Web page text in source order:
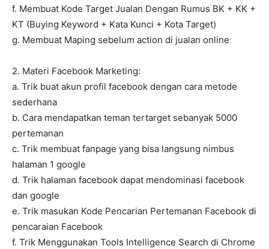
f. Membuat Kode Target Jualan Dengan Rumus BK + KK +
KT (Buying Keyword + Kata Kunci + Kota Target)
g. Membuat Maping sebelum action di jualan online
2. Materi Facebook Marketing:
a. Trik buat akun profil facebook dengan cara metode
sederhana
b. Cara mendapatkan teman tertarget sebanyak 5000
pertemanan
c. Trik membuat fanpage yang bisa langsung nimbus
halaman 1 google
d. Trik halaman facebook dapat mendominasi facebook
dan google
e. Trik masukan Kode Pencarian Pertemanan Facebook di
pencaraian Facebook
f. Trik Menggunakan Tools Intelligence Search di Chrome